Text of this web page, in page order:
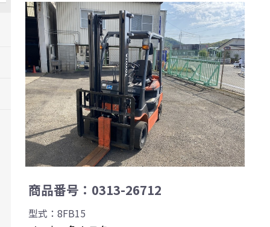
商品番号：0313-26712
型式：8FB15